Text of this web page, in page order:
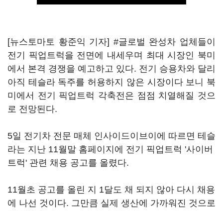
[뉴스토마토 황준익 기자] #글로벌 완성차 업체들이
전기 픽업트럭을 전면에 내세우며 최대 시장인 북미
에서 본격 경쟁을 예고하고 있다. 전기 승용차와 달리
아직 테슬라 독주를 허용하지 않은 시장이다 보니 북
미에서 전기 픽업트럭 각축전은 점점 치열해질 것으
로 전망된다.
5일 전기차 전문 매체 인사이드이브이에 따르면 테슬
라는 지난 11월말 홈페이지에 전기 픽업트럭 '사이버
트럭' 관련 채용 공고를 올렸다.
11월초 공고를 올린 지 1달도 채 되지 않아 다시 채용
에 나선 것이다. 그만큼 실제 생산에 가까워진 것으로